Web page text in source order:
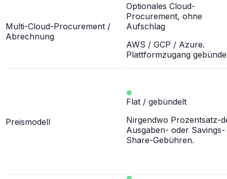
Multi-Cloud-Procurement /
Abrechnung
Optionales Cloud-
Procurement, ohne
Aufschlag
AWS / GCP / Azure.
Plattformzugang
Preismodell
Flat / gebündelt
Nirgendwo Prozentsatz-
Ausgaben- oder Savings-
Share-Gebühren.